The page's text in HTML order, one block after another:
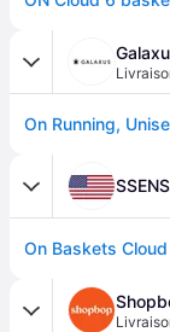
On Baskets